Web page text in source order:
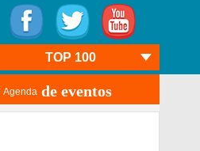
Agenda de eventos
TOP 100